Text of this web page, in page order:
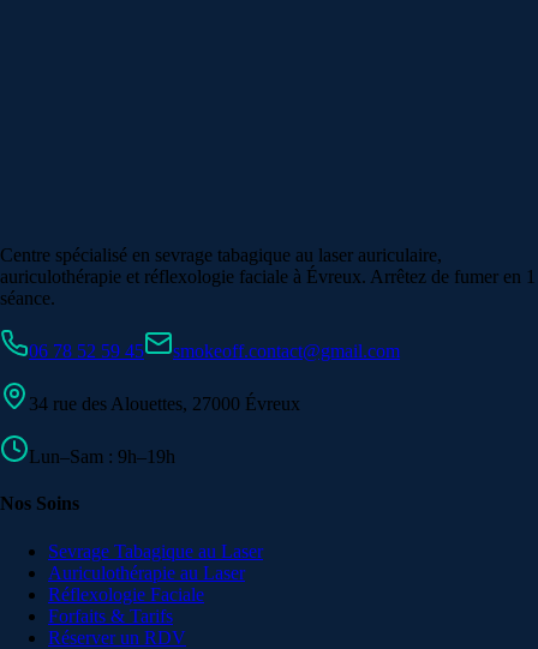
Centre spécialisé en sevrage tabagique au laser auriculaire,
auriculothérapie et réflexologie faciale à Évreux. Arrêtez de fumer en 1
séance.
06 78 52 59 45 smokeoff.contact@gmail.com
34 rue des Alouettes, 27000 Évreux
Lun–Sam : 9h–19h
Nos Soins
Sevrage Tabagique au Laser
Auriculothérapie au Laser
Réflexologie Faciale
Forfaits & Tarifs
Réserver un RDV